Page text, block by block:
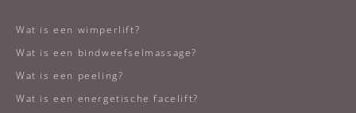
Wat is een wimperlift?
Wat is een bindweefselmassage?
Wat is een peeling?
Wat is een energetische facelift?